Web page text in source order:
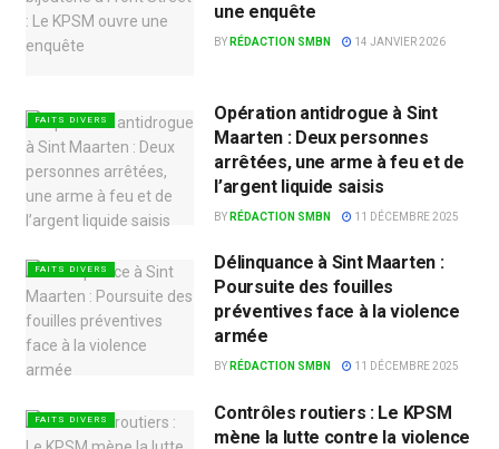
une enquête
BY RÉDACTION SMBN 14 JANVIER 2026
FAITS DIVERS
Opération antidrogue à Sint
Maarten : Deux personnes
arrêtées, une arme à feu et de
l’argent liquide saisis
BY RÉDACTION SMBN 11 DÉCEMBRE 2025
FAITS DIVERS
Délinquance à Sint Maarten :
Poursuite des fouilles
préventives face à la violence
armée
BY RÉDACTION SMBN 11 DÉCEMBRE 2025
FAITS DIVERS
Contrôles routiers : Le KPSM
mène la lutte contre la violence